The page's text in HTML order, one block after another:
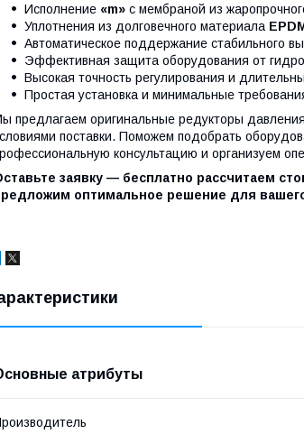
Исполнение «m» с мембраной из
Уплотнения из долговечного материала
Автоматическое поддержание стабильного
Эффективная защита оборудования от
Высокая точность регулирования и
Простая установка и минимальные
предлагаем оригинальные редукторы давления
поставки. Поможем подобрать
консультацию и организуем
заявку — бесплатно рассчитаем
оптимальное решение для
атрибуты